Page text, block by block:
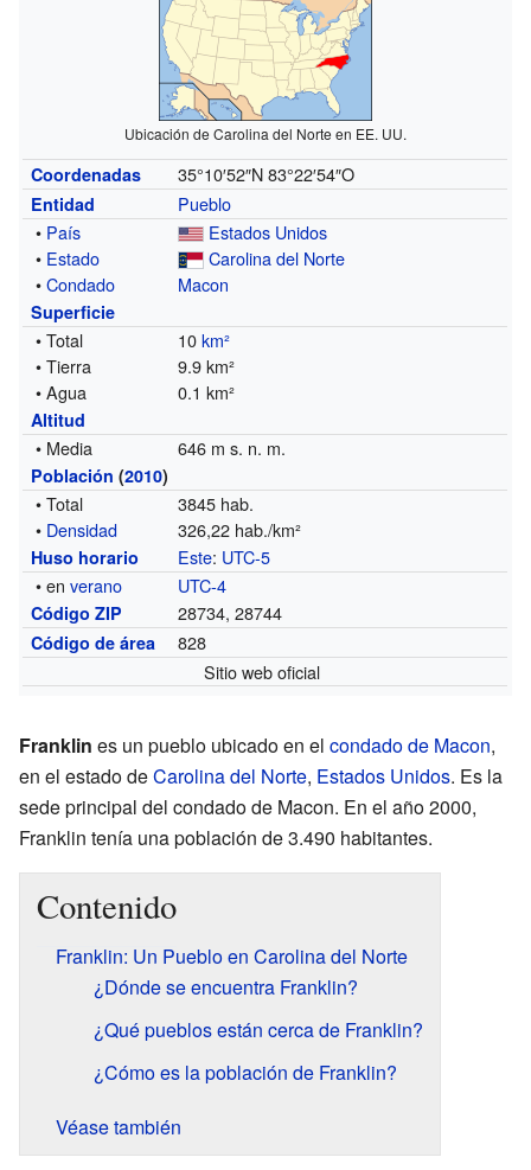
Ubicación de Carolina del Norte en EE. UU.
Coordenadas 35°10′52″N 83°22′54″O
Entidad
Pueblo
• País
Estados Unidos
• Estado
Carolina del Norte
•Condado Macon
Superficie
• Total 10km²
• Tierra
9.9 km²
• Agua
0.1 km²
Altitud
• Media 646 m s. n. m.
Población (2010)
• Total
3845 hab.
• Densidad 326,22 hab./km²
Huso horario Este: UTC-5
• enverano UTC-4
Código ZIP 28734, 28744
Código de área
828
Sitio web oficial
Franklin es un pueblo ubicado en el condado de Macon,
en el estado deCarolina del Norte, Estados Unidos. Es la
sede principal del condado de Macon. En el año 2000,
Franklin tenía una población de 3.490 habitantes.
Contenido
Franklin: Un Pueblo en Carolina del Norte
¿Dónde se encuentra Franklin?
¿Qué pueblos están cerca de Franklin?
¿Cómo es la población de Franklin?
Véase también